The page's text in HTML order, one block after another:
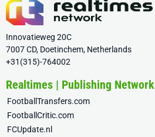
Innovatieweg 20C
7007 CD, Doetinchem, Netherlands
+31(315)-764002
Realtimes | Publishing Network
FootballTransfers.com
FootballCritic.com
FCUpdate.nl